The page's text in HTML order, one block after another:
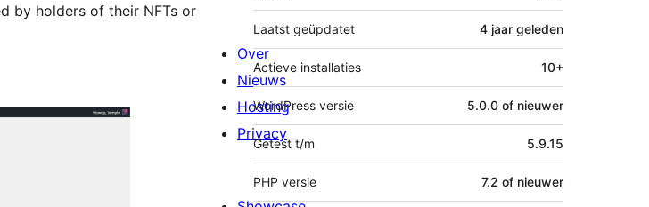
by holders of their NFTs or
Laatst geüpdatet 4 jaar geleden
Actieve installaties 10+
WordPress versie 5.0.0 of nieuwer
Getest t/m 5.9.15
PHP versie 7.2 of nieuwer
Over
Nieuws
Hosting
Privacy